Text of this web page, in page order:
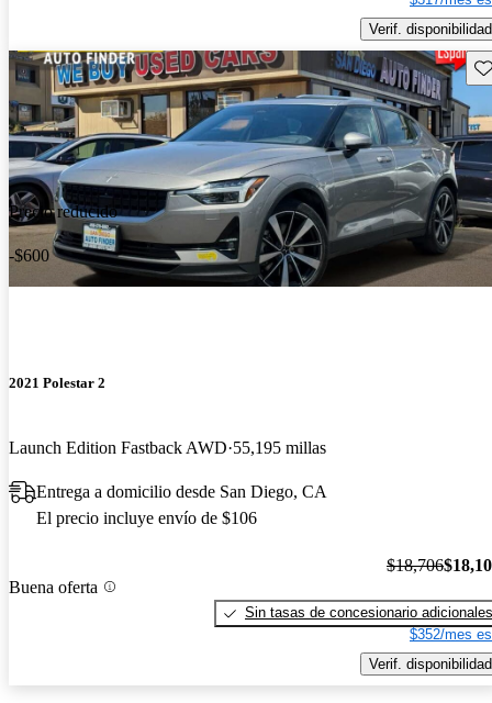
Verif. disponibilidad
Precio reducido
-$600
2021 Polestar 2
Launch Edition Fastback AWD 55,195 millas
Entrega a domicilio desde San Diego, CA
El precio incluye envío de $106
Buena oferta
$18,706
Sin tasas de concesionario adicionales
$352/mes
Verif. disponibilidad